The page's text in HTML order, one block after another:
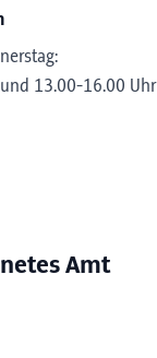
13.00-16.00 Uhr
Amt